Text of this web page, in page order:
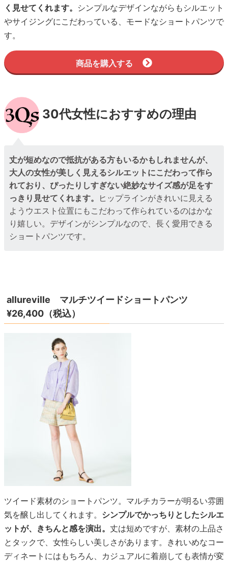
く見せてくれます。 シンプルなデザインながらもシルエット
やサイジングにこだわっている、モードなショートパンツで
す。
商品を購入する
30代女性におすすめの理由
丈が短めなので抵抗がある方もいるかもしれませんが、
大人の女性が美しく見えるシルエットにこだわって作ら
れており、ぴったりしすぎない絶妙なサイズ感が足をす
っきり見せてくれます。
ヒップラインがきれいに見える
ようウエスト位置にもこだわって作られているのはかな
り嬉しい。デザインがシンプルなので、長く愛用できる
ショートパンツです。
allureville マルチツイードショートパンツ
¥26,400（税込）
ツイード素材のショートパンツ。マルチカラーが明るい雰囲
気を醸し出してくれます。 シンプルでかっちりとしたシルエ
ットが、きちんと感を演出。 丈は短めですが、素材の上品さ
とタックで、女性らしい美しさがあります。きれいめなコー
ディネートにはもちろん、カジュアルに着崩しても表情が変